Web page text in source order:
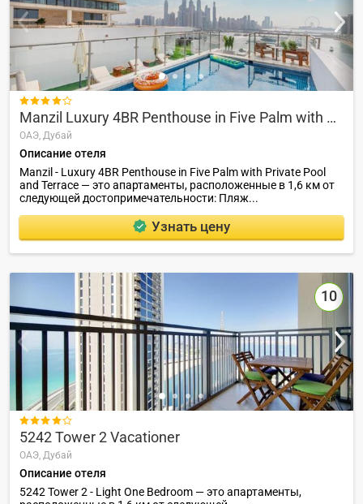

Manzil Luxury 4BR Penthouse in Five Palm with Private Pool and Terrace
ОАЭ, Дубай
Описание отеля
Manzil - Luxury 4BR Penthouse in Five Palm with Private Pool
and Terrace — это апартаменты, расположенные в 1,6 км от
следующей достопримечательности: Пляж...
Узнать цену
10

5242 Tower 2 Vacationer
ОАЭ, Дубай
Описание отеля
5242 Tower 2 - Light One Bedroom — это апартаменты,